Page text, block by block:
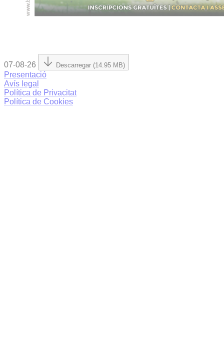
07-08-26 Descarregar (14.95 MB)
Presentació
Avís legal
Política de Privacitat
Política de Cookies